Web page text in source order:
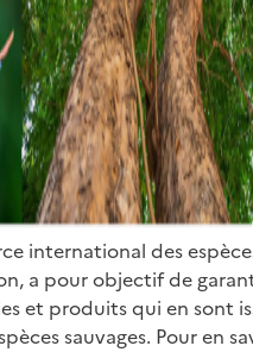
international des
a pour objectif de
et produits qui en sont
sauvages. Pour en